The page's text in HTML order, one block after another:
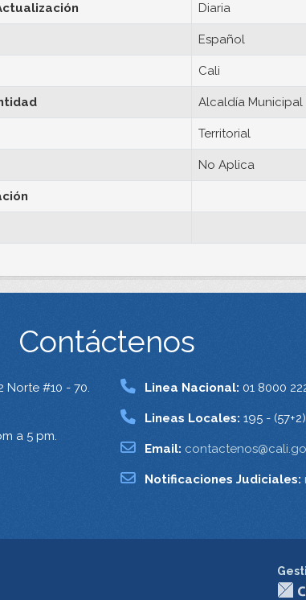
Diaria
Español
Cali
Alcaldía
Territorial
No Aplica
Contáctenos
Norte #10 - 70.
a 5 pm.
Linea Nacional: 01 8000
Lineas Locales: 195 -
Email:
Notificaciones Judiciales: